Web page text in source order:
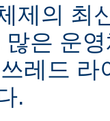
제의 최
많은 운
레드 라
.